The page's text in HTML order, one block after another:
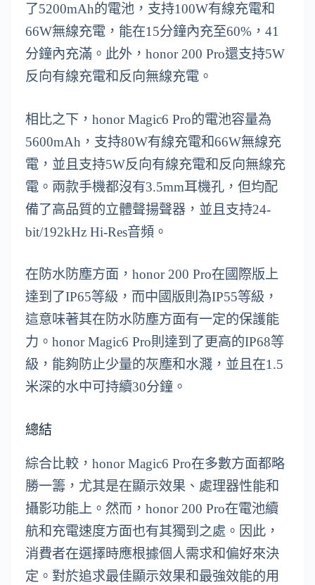
了5200mAh的電池，支持100W有線充電和
66W無線充電，能在15分鐘內充至60%，41
分鐘內充滿。此外，honor 200 Pro還支持5W
反向有線充電和反向無線充電。
相比之下，honor Magic6 Pro的電池容量為
5600mAh，支持80W有線充電和66W無線充
電，並且支持5W反向有線充電和反向無線充
電。兩款手機都沒有3.5mm耳機孔，但均配
備了高品質的立體聲揚聲器，並且支持24-
bit/192kHz Hi-Res音頻。
在防水防塵方面，honor 200 Pro在國際版上
達到了IP65等級，而中國版則為IP55等級，
這意味著其在防水防塵方面有一定的保護能
力。honor Magic6 Pro則達到了更高的IP68等
級，能夠防止少量的灰塵和水濺，並且在1.5
米深的水中可持續30分鐘。
總結
綜合比較，honor Magic6 Pro在多數方面都略
勝一籌，尤其是在顯示效果、處理器性能和
攝影功能上。然而，honor 200 Pro在電池續
航和充電速度方面也有其獨到之處。因此，
消費者在選擇時應根據個人需求和偏好來決
定。對於追求最佳顯示效果和最強效能的用